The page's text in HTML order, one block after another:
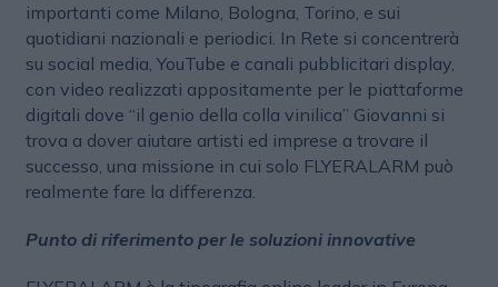
importanti come Milano, Bologna, Torino, e sui
quotidiani nazionali e periodici. In Rete si concentrerà
su social media, YouTube e canali pubblicitari display,
con video realizzati appositamente per le piattaforme
digitali dove “il genio della colla vinilica” Giovanni si
trova a dover aiutare artisti ed imprese a trovare il
successo, una missione in cui solo FLYERALARM può
realmente fare la differenza.
Punto di riferimento per le soluzioni innovative